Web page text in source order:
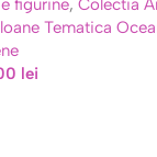
figurine, Colectia
Tematica
lei